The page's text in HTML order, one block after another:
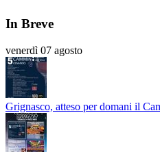
In Breve
venerdì 07 agosto
Grignasco, atteso per domani il